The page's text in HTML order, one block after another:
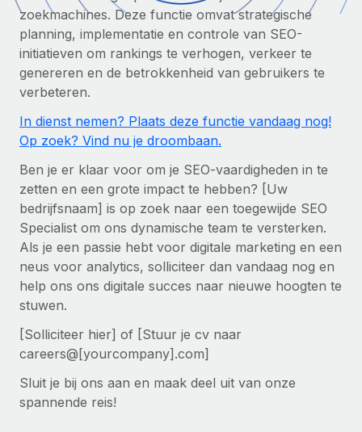
Zzp'ers internationaal onboarden en beheren
PEO
Ingewikkelde HR-taken eenvoudig uitbesteden
Remote Embedded
Platform
Ingebouwde essentiële HR-functies voor je team
Verbinden
Nieuw
AI-tools koppelen aan Remote met onze MCP
Integraties
Vraag een expert
GROEIFASE
Start-ups
Flexibele global HR en payroll solutions voor groeiende
Mid-market
Teams uitbreiden met HR solutions op maat
Enterprise
Global HR voor grote bedrijven
WERK MET ONS SAMEN
Strategische technologiepartners
Integreer global HR flexibel in je platform
Een partner worden
Remote Build
Betalingscalculator voor zzp'ers
Ontdek valuta-opties en betaalsnelheden voor
internationale zzp'ers
Onderzoek en gidsen
Casestudy's
HR-woordenlijst
Checklists en templates
Bibliotheek met functiebeschrijvingen
Webinars
Evenementen
Newsroom
Inzicht in salaris en talent
Nederlands
Français
Español
Italiano
Português (Portugal)
日本語
한국어
中文（简体）
Inloggen
zoekmachines. Deze functie omvat strategische
planning, implementatie en controle van SEO-
initiatieven om rankings te verhogen, verkeer te
genereren en de betrokkenheid van gebruikers te
verbeteren.
In dienst nemen? Plaats deze functie vandaag nog!
Op zoek? Vind nu je droombaan.
Ben je er klaar voor om je SEO-vaardigheden in te
zetten en een grote impact te hebben? [Uw
bedrijfsnaam] is op zoek naar een toegewijde SEO
Specialist om ons dynamische team te versterken.
Als je een passie hebt voor digitale marketing en een
neus voor analytics, solliciteer dan vandaag nog en
help ons ons digitale succes naar nieuwe hoogten te
stuwen.
[Solliciteer hier] of [Stuur je cv naar
careers@[yourcompany].com]
Sluit je bij ons aan en maak deel uit van onze
spannende reis!